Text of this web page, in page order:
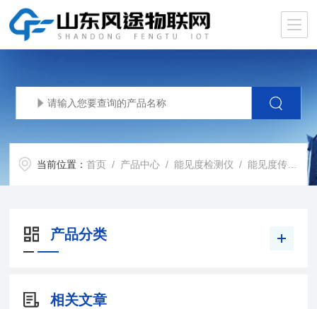
当前位置：首页 / 产品中心 /能见度检测仪 /能见度传感器
产品分类
相关文章